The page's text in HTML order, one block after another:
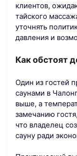
клиентов,
тайского
уточнять
давления и
Как обстоят
Один из гостей
саунами в
выше, а
замечанию
что владелец
сауну ради